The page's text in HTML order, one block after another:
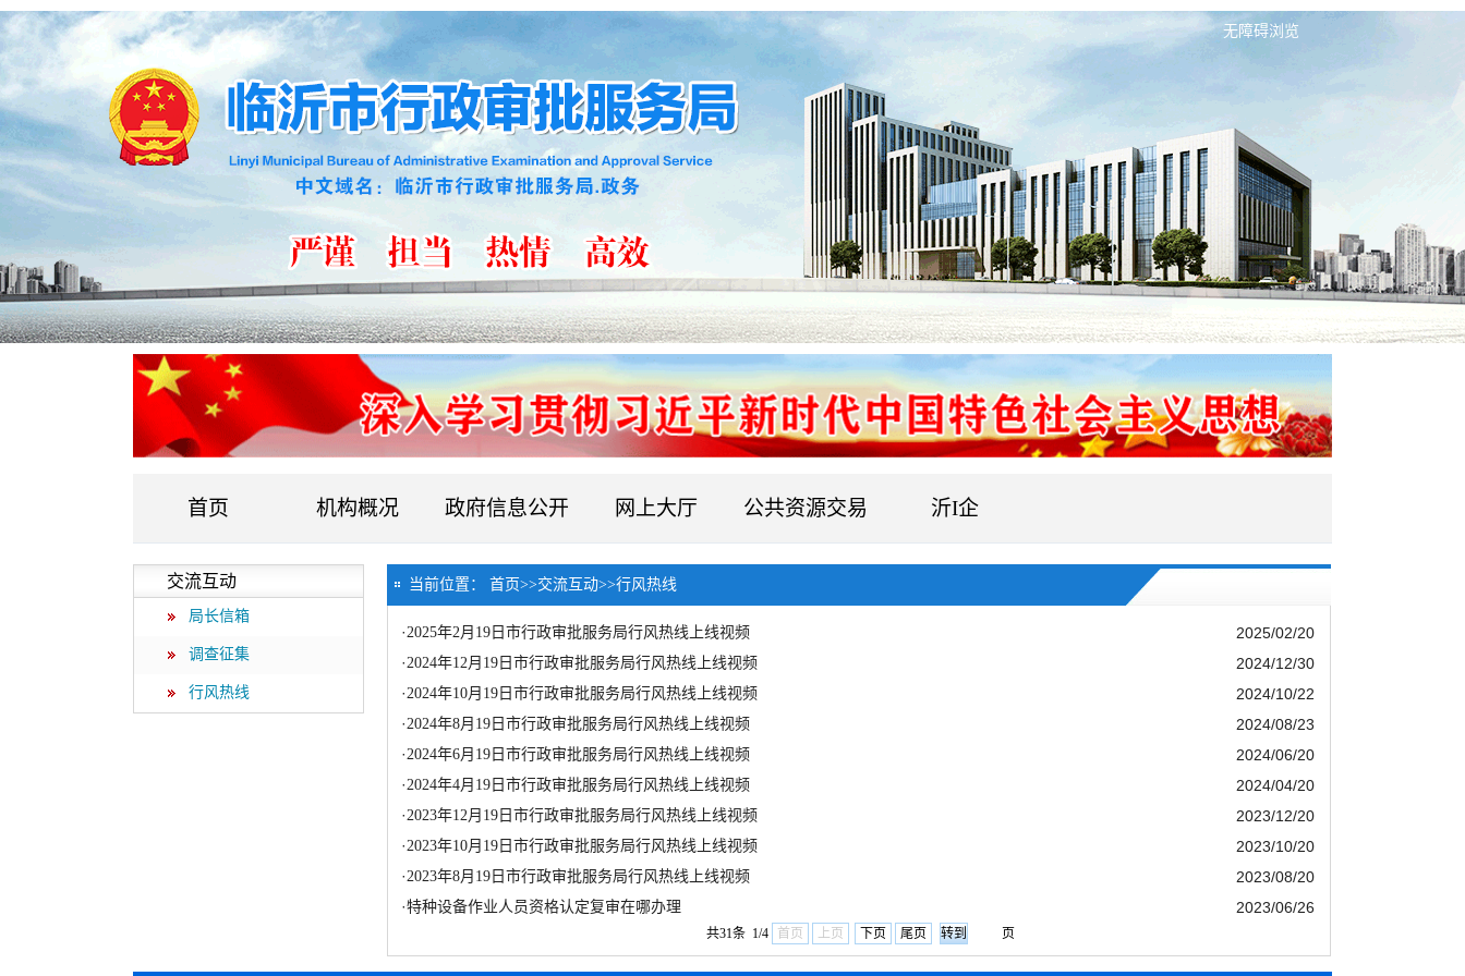
无障碍浏览
首页 机构概况 政府信息公开 网上大厅 公共资源交易 沂I企
交流互动
局长信箱
调查征集
行风热线
当前位置： 首页>>交流互动>>行风热线
·2025年2月19日市行政审批服务局行风热线上线视频
2025/02/20
·2024年12月19日市行政审批服务局行风热线上线视频
2024/12/30
·2024年10月19日市行政审批服务局行风热线上线视频
2024/10/22
·2024年8月19日市行政审批服务局行风热线上线视频
2024/08/23
·2024年6月19日市行政审批服务局行风热线上线视频
2024/06/20
·2024年4月19日市行政审批服务局行风热线上线视频
2024/04/20
·2023年12月19日市行政审批服务局行风热线上线视频
2023/12/20
·2023年10月19日市行政审批服务局行风热线上线视频
2023/10/20
·2023年8月19日市行政审批服务局行风热线上线视频
2023/08/20
·特种设备作业人员资格认定复审在哪办理 2023/06/26
共31条 1/4 首页 上页 下页 尾页 页